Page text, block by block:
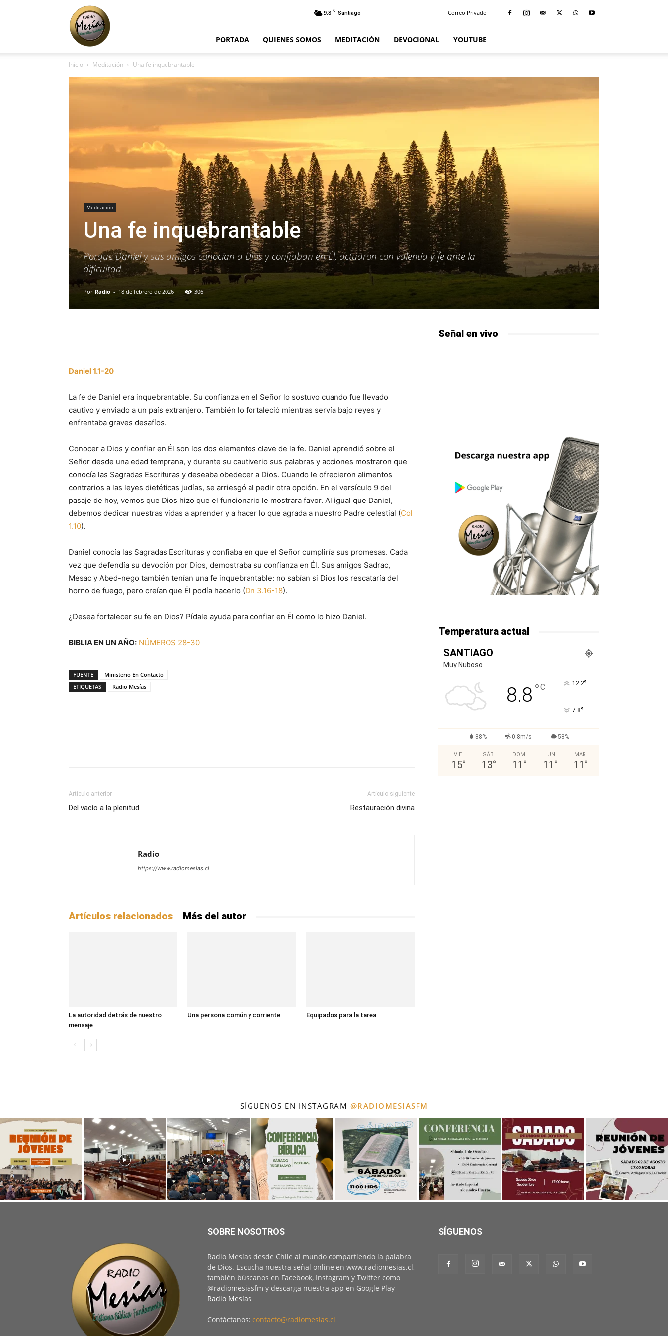
Radio
Mesías
9.8 C Santiago Correo Privado
PORTADA QUIENES SOMOS MEDITACIÓN DEVOCIONAL YOUTUBE
Inicio Meditación Una fe inquebrantable
Meditación
Una fe inquebrantable
Porque Daniel y sus amigos conocían a Dios y confiaban en Él, actuaron con valentía y fe ante la
dificultad.
Por Radio - 18 de febrero de 2026 306
Daniel 1.1-20
La fe de Daniel era inquebrantable. Su confianza en el Señor lo sostuvo cuando fue llevado
cautivo y enviado a un país extranjero. También lo fortaleció mientras servía bajo reyes y
enfrentaba graves desafíos.
Conocer a Dios y confiar en Él son los dos elementos clave de la fe. Daniel aprendió sobre el
Señor desde una edad temprana, y durante su cautiverio sus palabras y acciones mostraron que
conocía las Sagradas Escrituras y deseaba obedecer a Dios. Cuando le ofrecieron alimentos
contrarios a las leyes dietéticas judías, se arriesgó al pedir otra opción. En el versículo 9 del
pasaje de hoy, vemos que Dios hizo que el funcionario le mostrara favor. Al igual que Daniel,
debemos dedicar nuestras vidas a aprender y a hacer lo que agrada a nuestro Padre celestial (Col
1.10).
Daniel conocía las Sagradas Escrituras y confiaba en que el Señor cumpliría sus promesas. Cada
vez que defendía su devoción por Dios, demostraba su confianza en Él. Sus amigos Sadrac,
Mesac y Abed-nego también tenían una fe inquebrantable: no sabían si Dios los rescataría del
horno de fuego, pero creían que Él podía hacerlo (Dn 3.16-18).
¿Desea fortalecer su fe en Dios? Pídale ayuda para confiar en Él como lo hizo Daniel.
BIBLIA EN UN AÑO: NÚMEROS 28-30
FUENTE
Ministerio En Contacto
ETIQUETAS
Radio Mesías
Artículo anterior
Del vacío a la plenitud
Artículo siguiente
Restauración divina
Radio
https://www.radiomesias.cl
Artículos relacionados Más del autor
La autoridad detrás de nuestro
mensaje
Una persona común y corriente Equipados para la tarea
Señal en vivo
Temperatura actual
SANTIAGO
Muy Nuboso
8.8 °C 12.2°
7.8°
88% 0.8m/s 58%
VIE
15°
SÁB
13°
DOM
11 °
LUN
11 °
MAR
11 °
SÍGUENOS EN INSTAGRAM @RADIOMESIASFM
SOBRE NOSOTROS
Radio Mesías desde Chile al mundo compartiendo la palabra
de Dios. Escucha nuestra señal online en www.radiomesias.cl,
también búscanos en Facebook, Instagram y Twitter como
@radiomesiasfm y descarga nuestra app en Google Play
Radio Mesías
Contáctanos: contacto@radiomesias.cl
SÍGUENOS